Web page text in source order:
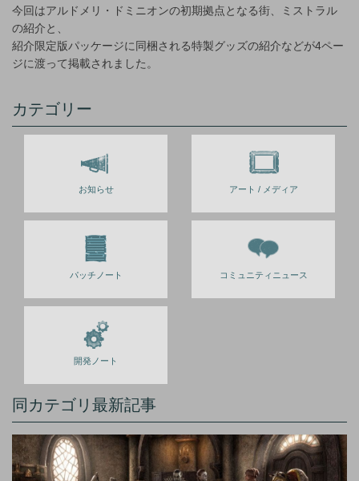
今回はアルドメリ・ドミニオンの初期拠点となる街、ミストラル
の紹介と、
紹介限定版パッケージに同梱される特製グッズの紹介などが4ペー
ジに渡って掲載されました。
カテゴリー
お知らせ アート / メディア
パッチノート コミュニティニュース
開発ノート
同カテゴリ最新記事